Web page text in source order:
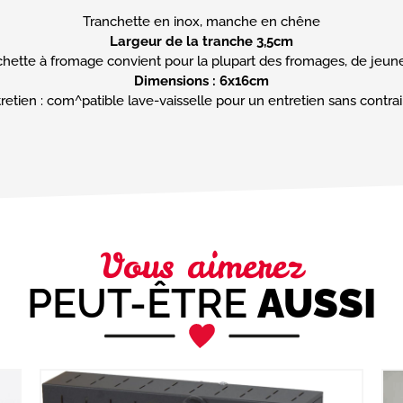
Largeur de la tranche 3,5cm
Dimensions : 6x16cm
: com^patible lave-vaisselle pour un entretien sans
Vous aimerez
PEUT-ÊTRE AUSSI